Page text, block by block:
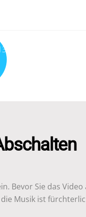
Bevor Sie das Video
die Musik ist